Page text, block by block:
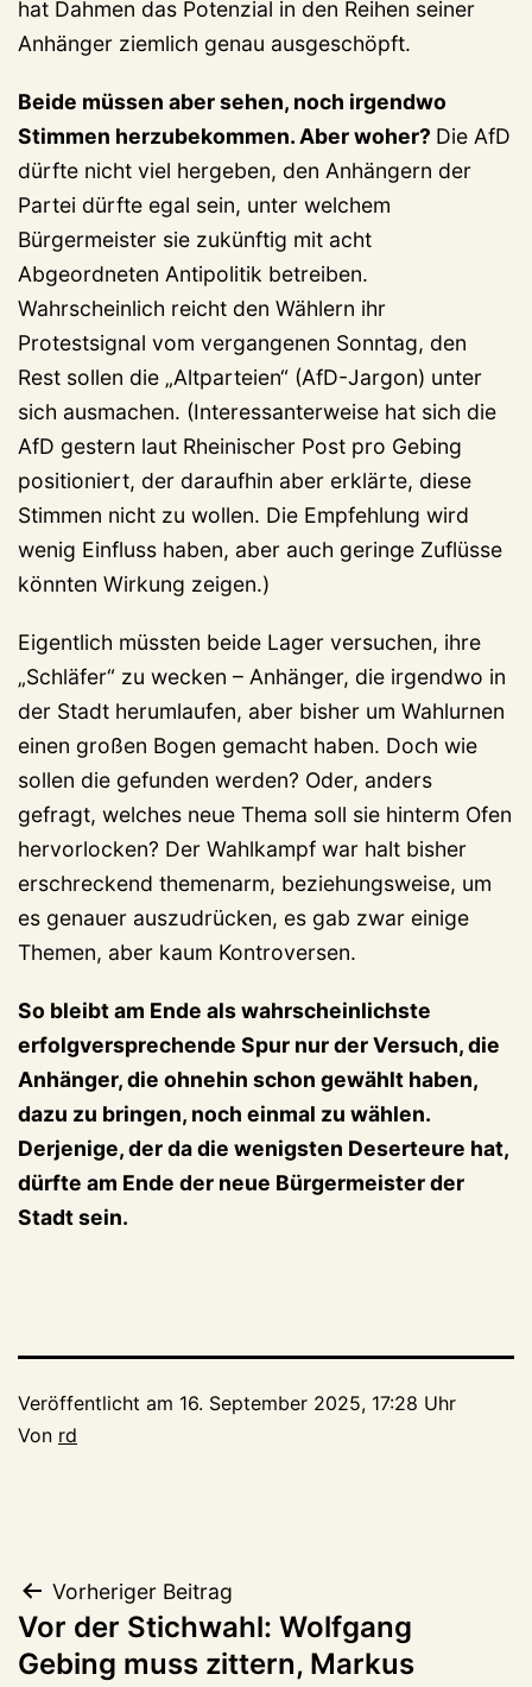
hat Dahmen das Potenzial in den Reihen seiner
Anhänger ziemlich genau ausgeschöpft.
Beide müssen aber sehen, noch irgendwo
Stimmen herzubekommen. Aber woher? Die AfD
dürfte nicht viel hergeben, den Anhängern der
Partei dürfte egal sein, unter welchem
Bürgermeister sie zukünftig mit acht
Abgeordneten Antipolitik betreiben.
Wahrscheinlich reicht den Wählern ihr
Protestsignal vom vergangenen Sonntag, den
Rest sollen die „Altparteien“ (AfD-Jargon) unter
sich ausmachen. (Interessanterweise hat sich die
AfD gestern laut Rheinischer Post pro Gebing
positioniert, der daraufhin aber erklärte, diese
Stimmen nicht zu wollen. Die Empfehlung wird
wenig Einfluss haben, aber auch geringe Zuflüsse
könnten Wirkung zeigen.)
Eigentlich müssten beide Lager versuchen, ihre
„Schläfer“ zu wecken – Anhänger, die irgendwo in
der Stadt herumlaufen, aber bisher um Wahlurnen
einen großen Bogen gemacht haben. Doch wie
sollen die gefunden werden? Oder, anders
gefragt, welches neue Thema soll sie hinterm Ofen
hervorlocken? Der Wahlkampf war halt bisher
erschreckend themenarm, beziehungsweise, um
es genauer auszudrücken, es gab zwar einige
Themen, aber kaum Kontroversen.
So bleibt am Ende als wahrscheinlichste
erfolgversprechende Spur nur der Versuch, die
Anhänger, die ohnehin schon gewählt haben,
dazu zu bringen, noch einmal zu wählen.
Derjenige, der da die wenigsten Deserteure hat,
dürfte am Ende der neue Bürgermeister der
Stadt sein.
Veröffentlicht am 16. September 2025, 17:28 Uhr
Von rd
Beitragsnavigation
Vorheriger Beitrag
Vor der Stichwahl: Wolfgang
Gebing muss zittern, Markus